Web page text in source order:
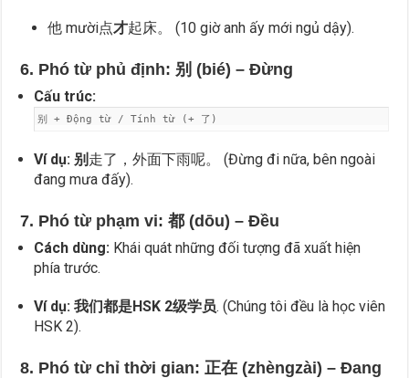
他 mười点才起床。 (10 giờ anh ấy mới ngủ dậy).
6. Phó từ phủ định: 别 (bié) – Đừng
Cấu trúc:
别 + Động từ / Tính từ (+ 了)
Ví dụ: 别 走了，外面下雨呢。 (Đừng đi nữa, bên ngoài
đang mưa đấy).
7. Phó từ phạm vi: 都 (dōu) – Đều
Cách dùng: Khái quát những đối tượng đã xuất hiện
phía trước.
Ví dụ:我们都是HSK 2级学员. (Chúng tôi đều là học viên
HSK 2).
8. Phó từ chỉ thời gian: 正在 (zhèngzài) – Đang